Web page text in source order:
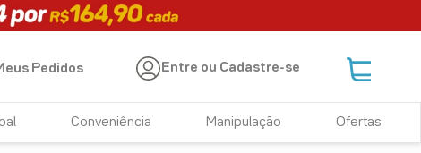
Pedidos Entre ou Cadastre-se
Conveniência Manipulação Ofertas